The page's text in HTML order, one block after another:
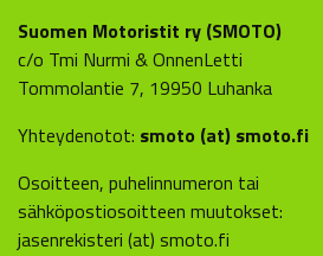
Suomen Motoristit ry (SMOTO)
c/o Tmi Nurmi & OnnenLetti
Tommolantie 7, 19950 Luhanka
Yhteydenotot: smoto (at) smoto.fi
Osoitteen, puhelinnumeron tai
sähköpostiosoitteen muutokset:
jasenrekisteri (at) smoto.fi